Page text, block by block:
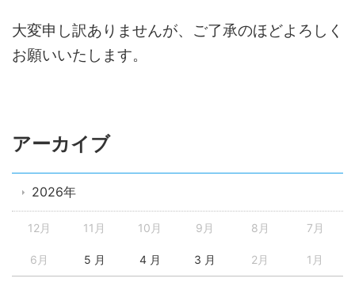
大変申し訳ありませんが、ご了承のほどよろしく
お願いいたします。
アーカイブ
2026年
12月 11月 10月 9月 8月 7月
6月 5 月 4 月 3 月 2月 1月